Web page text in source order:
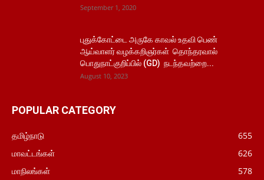
September 1, 2020
புதுக்கோட்டை அருகே காவல் உதவி பெண்
ஆய்வாளர் வழக்கறிஞர்கள் தொந்தரவால்
பொதுநாட்குறிப்பில் (GD) நடந்தவற்றை...
August 10, 2023
POPULAR CATEGORY
தமிழ்நாடு
655
மாவட்டங்கள்
626
மாநிலங்கள்
578